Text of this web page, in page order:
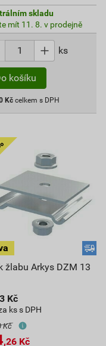
skladu
mít 11. 8. v prodejně
ks
košíku
Kč celkem s DPH
žlabu Arkys DZM 13
Kč
ks s DPH
Kč
,26 Kč